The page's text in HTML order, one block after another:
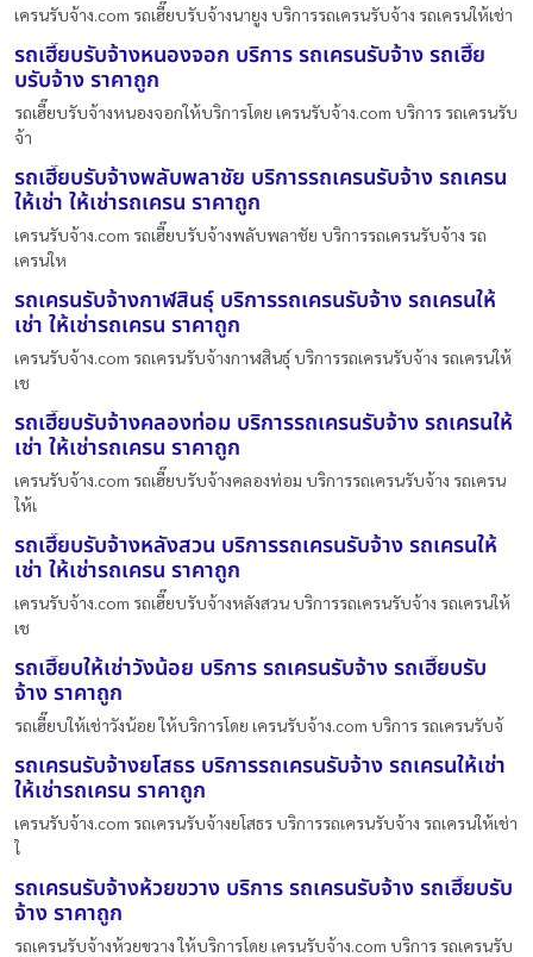
เครนรับจ้าง.com รถเฮี๊ยบรับจ้างนายูง บริการรถเครนรับจ้าง รถเครนให้เช่า
รถเฮี๊ยบรับจ้างหนองจอก บริการ รถเครนรับจ้าง รถเฮี๊ย
บรับจ้าง ราคาถูก
รถเฮี๊ยบรับจ้างหนองจอกให้บริการโดย เครนรับจ้าง.com บริการ รถเครนรับ
จ้า
รถเฮี๊ยบรับจ้างพลับพลาชัย บริการรถเครนรับจ้าง รถเครน
ให้เช่า ให้เช่ารถเครน ราคาถูก
เครนรับจ้าง.com รถเฮี๊ยบรับจ้างพลับพลาชัย บริการรถเครนรับจ้าง รถ
เครนให
รถเครนรับจ้างกาฬสินธุ์ บริการรถเครนรับจ้าง รถเครนให้
เช่า ให้เช่ารถเครน ราคาถูก
เครนรับจ้าง.com รถเครนรับจ้างกาฬสินธุ์ บริการรถเครนรับจ้าง รถเครนให้
เช
รถเฮี๊ยบรับจ้างคลองท่อม บริการรถเครนรับจ้าง รถเครนให้
เช่า ให้เช่ารถเครน ราคาถูก
เครนรับจ้าง.com รถเฮี๊ยบรับจ้างคลองท่อม บริการรถเครนรับจ้าง รถเครน
ให้เ
รถเฮี๊ยบรับจ้างหลังสวน บริการรถเครนรับจ้าง รถเครนให้
เช่า ให้เช่ารถเครน ราคาถูก
เครนรับจ้าง.com รถเฮี๊ยบรับจ้างหลังสวน บริการรถเครนรับจ้าง รถเครนให้
เช
รถเฮี๊ยบให้เช่าวังน้อย บริการ รถเครนรับจ้าง รถเฮี๊ยบรับ
จ้าง ราคาถูก
รถเฮี๊ยบให้เช่าวังน้อย ให้บริการโดย เครนรับจ้าง.com บริการ รถเครนรับจ้
รถเครนรับจ้างยโสธร บริการรถเครนรับจ้าง รถเครนให้เช่า
ให้เช่ารถเครน ราคาถูก
เครนรับจ้าง.com รถเครนรับจ้างยโสธร บริการรถเครนรับจ้าง รถเครนให้เช่า
ใ
รถเครนรับจ้างห้วยขวาง บริการ รถเครนรับจ้าง รถเฮี๊ยบรับ
จ้าง ราคาถูก
รถเครนรับจ้างห้วยขวาง ให้บริการโดย เครนรับจ้าง.com บริการ รถเครนรับ